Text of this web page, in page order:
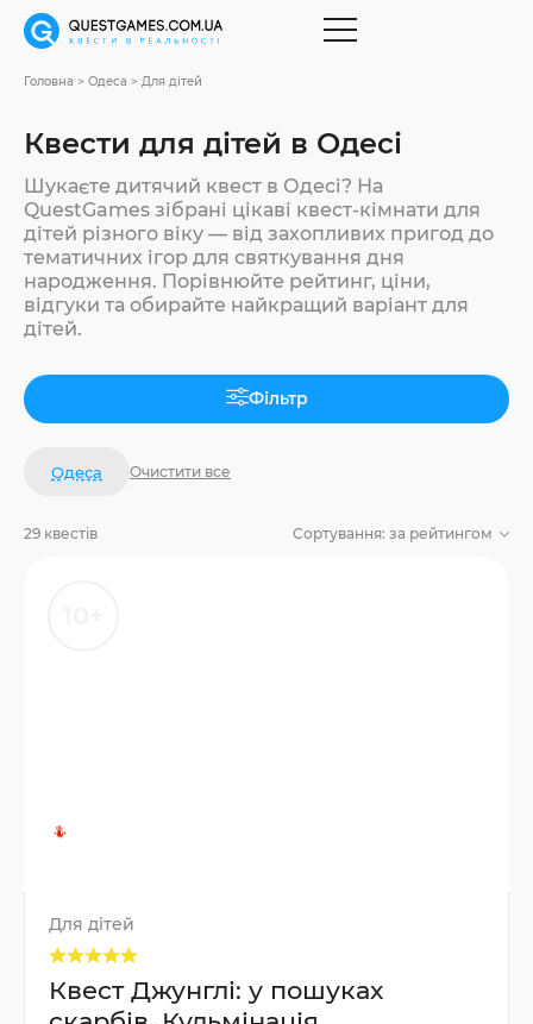
Головна Одеса Для дітей
Квести для дітей в Одесі
Шукаєте дитячий квест в Одесі? На
QuestGames зібрані цікаві квест-кімнати для
дітей різного віку — від захопливих пригод до
тематичних ігор для святкування дня
народження. Порівнюйте рейтинг, ціни,
відгуки та обирайте найкращий варіант для
дітей.
Фільтр
Одеса Очистити все
29 квестів Сортування: за рейтингом
Для дітей
Квест Джунглі: у пошуках